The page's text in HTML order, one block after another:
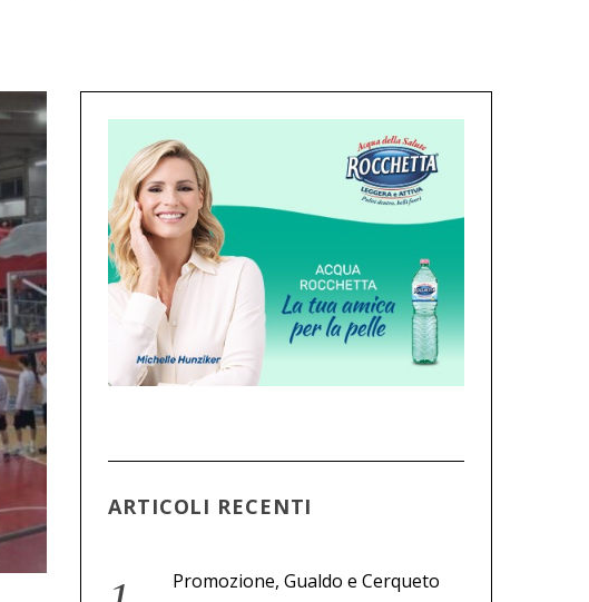
ARTICOLI RECENTI
Promozione, Gualdo e Cerqueto